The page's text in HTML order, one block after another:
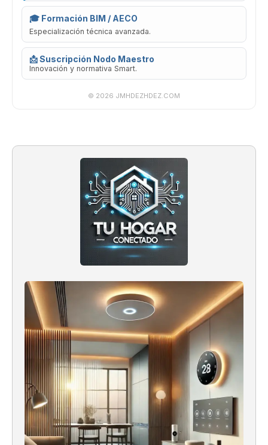
🎓 Formación BIM / AECO
Especialización técnica avanzada.
📩 Suscripción Nodo Maestro
Innovación y normativa Smart.
© 2026 JMHDEZHDEZ.COM